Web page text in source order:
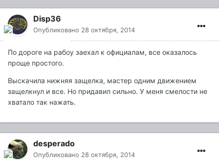
Disp36
Опубликовано 28 октября, 2014
По дороге на рабоу заехал к официалам, все оказалось
проще простого.
Выскачила нижняя защелка, мастер одним движением
защелкнул и все. Но придавил сильно. У меня смелости не
хватало так нажать.
desperado
Опубликовано 28 октября, 2014